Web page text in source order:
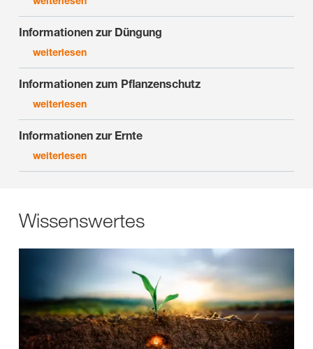
Informationen zur Düngung
weiterlesen
Informationen zum Pflanzenschutz
weiterlesen
Informationen zur Ernte
weiterlesen
Wissenswertes